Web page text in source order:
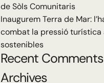
de Sòls Comunitaris
Inaugurem Terra de Mar:
combat la pressió
sostenibles
Recent Comments
Archives